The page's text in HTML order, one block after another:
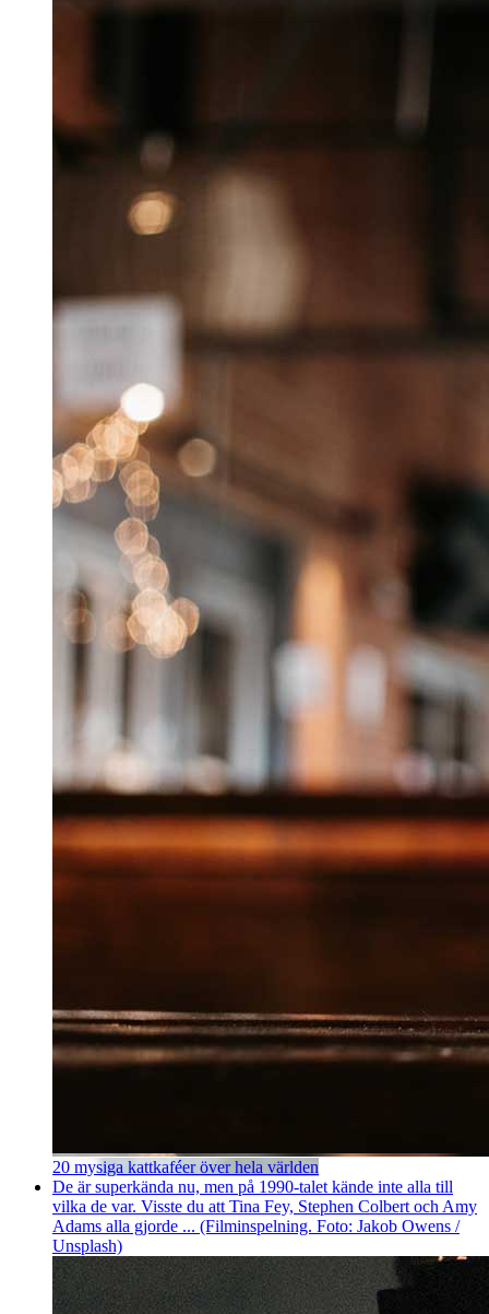
20 mysiga kattkaféer över hela världen
De är superkända nu, men på 1990-talet kände inte alla till
vilka de var. Visste du att Tina Fey, Stephen Colbert och Amy
Adams alla gjorde ... (Filminspelning. Foto: Jakob Owens /
Unsplash)